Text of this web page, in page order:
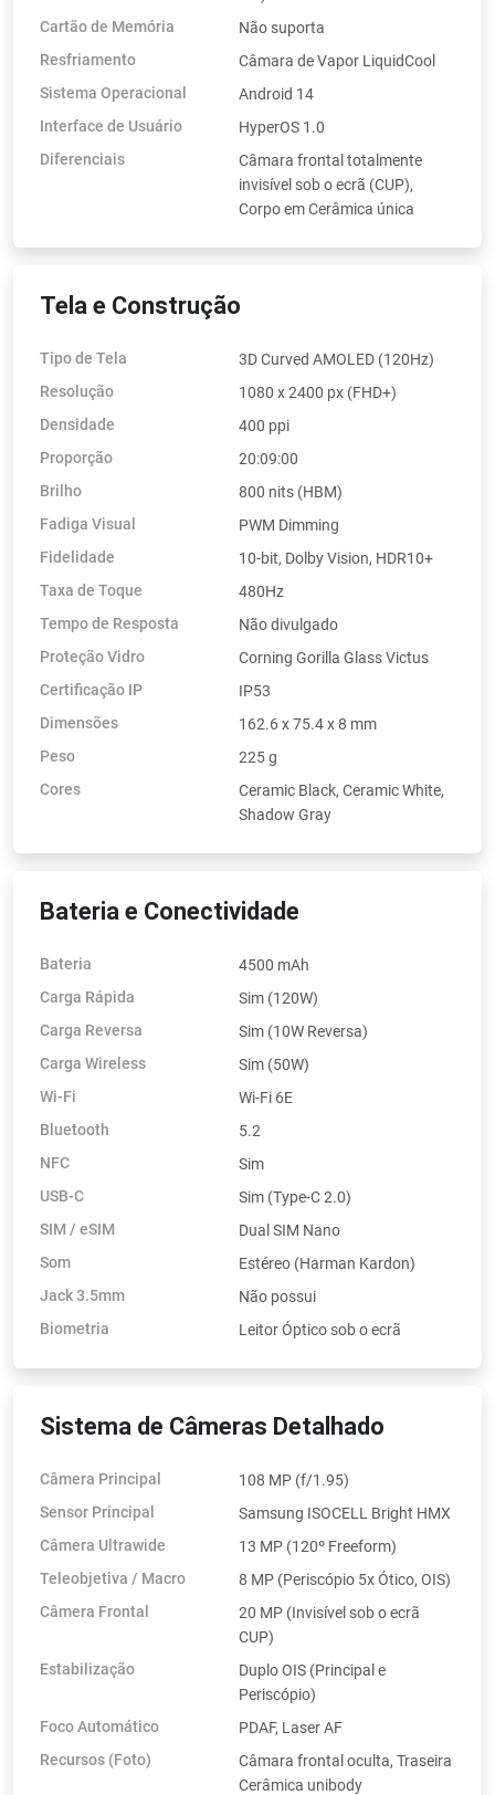
Cartão de Memória
Não suporta
Resfriamento
Câmara de Vapor LiquidCool
Sistema Operacional
Android 14
Interface de Usuário
HyperOS 1.0
Diferenciais
Câmara frontal totalmente
invisível sob o ecrã (CUP),
Corpo em Cerâmica única
Tela e Construção
Tipo de Tela
3D Curved AMOLED (120Hz)
Resolução
1080 x 2400 px (FHD+)
Densidade
400 ppi
Proporção
20:09:00
Brilho
800 nits (HBM)
Fadiga Visual
PWM Dimming
Fidelidade
10-bit, Dolby Vision, HDR10+
Taxa de Toque
480Hz
Tempo de Resposta
Não divulgado
Proteção Vidro
Corning Gorilla Glass Victus
Certificação IP
IP53
Dimensões
162.6 x 75.4 x 8 mm
Peso
225 g
Cores
Ceramic Black, Ceramic White,
Shadow Gray
Bateria e Conectividade
Bateria
4500 mAh
Carga Rápida
Sim (120W)
Carga Reversa
Sim (10W Reversa)
Carga Wireless
Sim (50W)
Wi-Fi
Wi-Fi 6E
Bluetooth
5.2
NFC
Sim
USB-C
Sim (Type-C 2.0)
SIM / eSIM
Dual SIM Nano
Som
Estéreo (Harman Kardon)
Jack 3.5mm
Não possui
Biometria
Leitor Óptico sob o ecrã
Sistema de Câmeras Detalhado
Câmera Principal
108 MP (f/1.95)
Sensor Principal
Samsung ISOCELL Bright HMX
Câmera Ultrawide
13 MP (120º Freeform)
Teleobjetiva / Macro
8 MP (Periscópio 5x Ótico, OIS)
Câmera Frontal
20 MP (Invisível sob o ecrã
CUP)
Estabilização
Duplo OIS (Principal e
Periscópio)
Foco Automático
PDAF, Laser AF
Recursos (Foto)
Câmara frontal oculta, Traseira
Cerâmica unibody